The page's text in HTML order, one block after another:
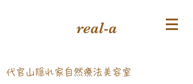
real-a
​代官山隠れ家自然療法美容室